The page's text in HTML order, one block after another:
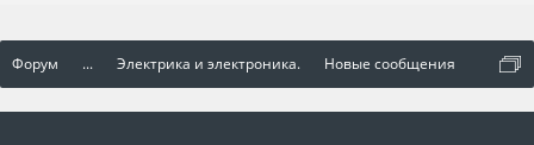
Форум ... Электрика и электроника. Новые сообщения